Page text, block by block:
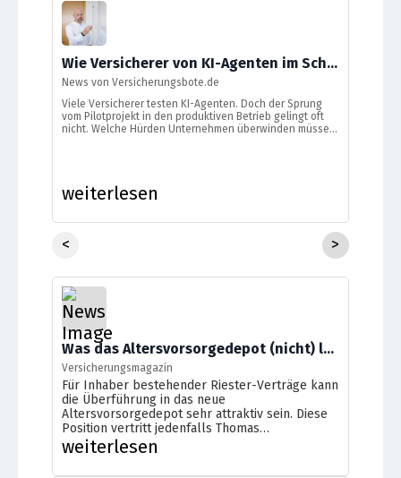
Wie Versicherer von KI-Agenten im Schadenmanagement profitieren
News von Versicherungsbote.de
Viele Versicherer testen KI-Agenten. Doch der Sprung
vom Pilotprojekt in den produktiven Betrieb gelingt oft
nicht. Welche Hürden Unternehmen überwinden müssen
weiterlesen
< >
Was das Altersvorsorgedepot (nicht) leisten kann
Versicherungsmagazin
Für Inhaber bestehender Riester-Verträge kann
die Überführung in das neue
Altersvorsorgedepot sehr attraktiv sein. Diese
Position vertritt jedenfalls Thomas
Gundermann. Er ist ist geschäftsführender
Gesellschafter der Taunus Investments GmbH
weiterlesen